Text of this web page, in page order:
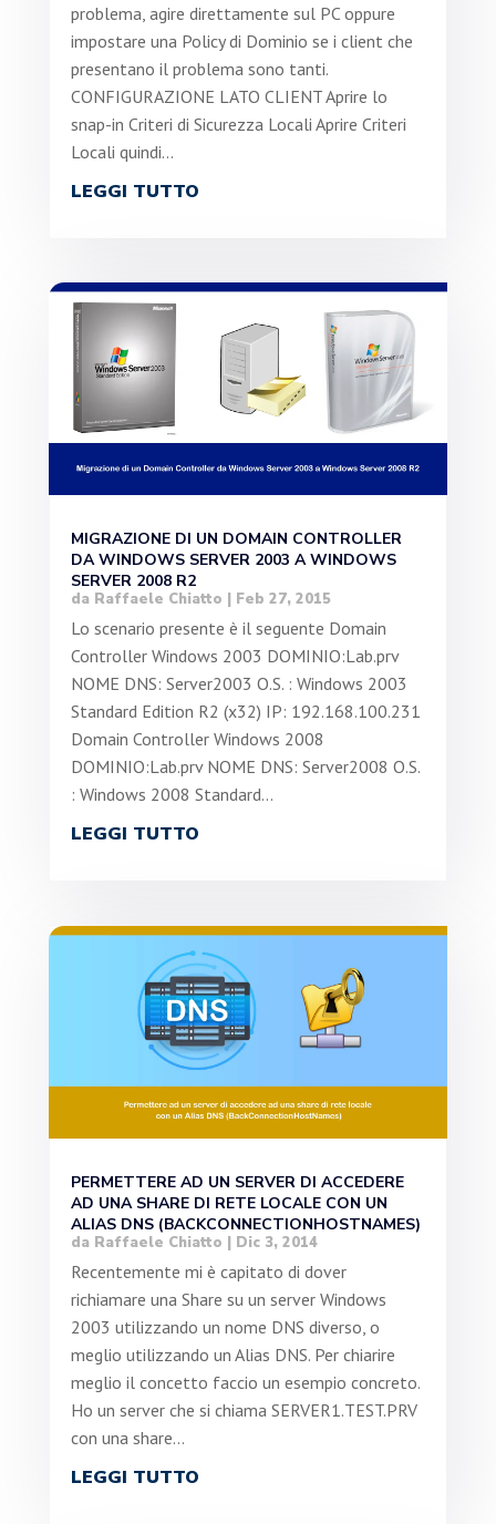
problema, agire direttamente sul PC oppure
impostare una Policy di Dominio se i client che
presentano il problema sono tanti.
CONFIGURAZIONE LATO CLIENT Aprire lo
snap-in Criteri di Sicurezza Locali Aprire Criteri
Locali quindi...
LEGGI TUTTO
MIGRAZIONE DI UN DOMAIN CONTROLLER
DA WINDOWS SERVER 2003 A WINDOWS
SERVER 2008 R2
da Raffaele Chiatto Feb 27, 2015
Lo scenario presente è il seguente Domain
Controller Windows 2003 DOMINIO:Lab.prv
NOME DNS: Server2003 O.S. : Windows 2003
Standard Edition R2 (x32) IP: 192.168.100.231
Domain Controller Windows 2008
DOMINIO:Lab.prv NOME DNS: Server2008 O.S.
: Windows 2008 Standard...
LEGGI TUTTO
PERMETTERE AD UN SERVER DI ACCEDERE
AD UNA SHARE DI RETE LOCALE CON UN
ALIAS DNS (BACKCONNECTIONHOSTNAMES)
da Raffaele Chiatto | Dic 3, 2014
Recentemente mi è capitato di dover
richiamare una Share su un server Windows
2003 utilizzando un nome DNS diverso, o
meglio utilizzando un Alias DNS. Per chiarire
meglio il concetto faccio un esempio concreto.
Ho un server che si chiama SERVER1.TEST.PRV
con una share...
LEGGI TUTTO